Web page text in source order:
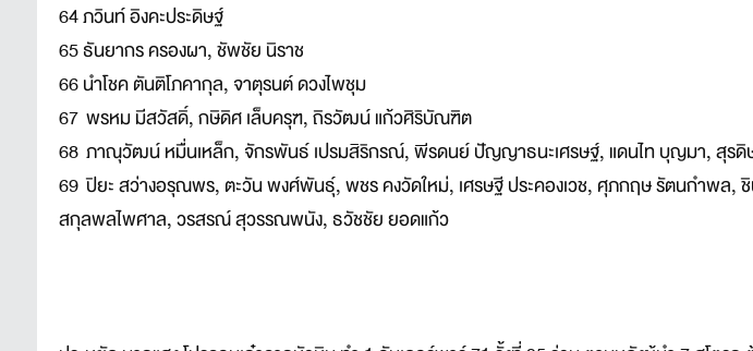
64 ภวินท์ อิงคะประดิษฐ์
65 ธันยากร ครองผา, ชัพชัย นิราช
66 นำโชค ตันติโภคากุล, จาตุรนต์ ดวงไพชุม
67 พรหม มีสวัสดิ์, กษิดิศ เล็บครุฑ, ถิรวัฒน์ แก้วศิริบัณฑิต
68 ภาณุวัฒน์ หมื่นเหล็ก, จักรพันธ์ เปรมสิริกรณ์, พีรดนย์ ปัญญาธนะเศรษฐ์, แดนไท บุญมา, สุร
69 ปิยะ สว่างอรุณพร, ตะวัน พงศ์พันธุ์, พชร คงวัดใหม่, เศรษฐี ประคองเวช, ศุภกฤษ รัตนกำพล
สกุลพลไพศาล, วรสรณ์ สุวรรณพนัง, ธวัชชัย ยอดแก้ว